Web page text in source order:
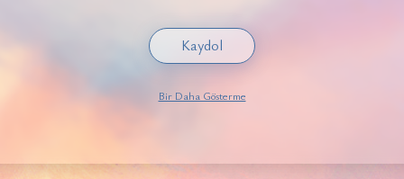
sağlar
Kaydol
Bir Daha Gösterme